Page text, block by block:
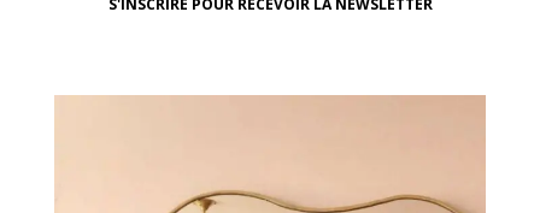
S'INSCRIRE POUR RECEVOIR LA NEWSLETTER